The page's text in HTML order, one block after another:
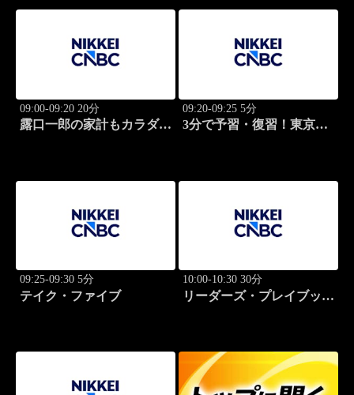
09:00-09:20 20分
露口一郎の家計もカラダも
09:20-09:25 5分
3分で予習・復習！東京市
09:25-09:30 5分
テイク・ファイブ
10:00-10:30 30分
リーダーズ・プレイブック